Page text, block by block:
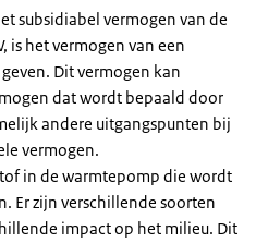
subsidiabel vermogen van de
is het vermogen van een
Dit vermogen kan
dat wordt bepaald door
andere uitgangspunten bij
vermogen.
in de warmtepomp die wordt
Er zijn verschillende soorten
impact op het milieu. Dit